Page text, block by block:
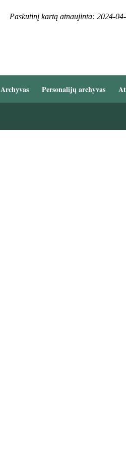
Paskutinį kartą atnaujinta: 2024-
Archyvas Personalijų archyvas